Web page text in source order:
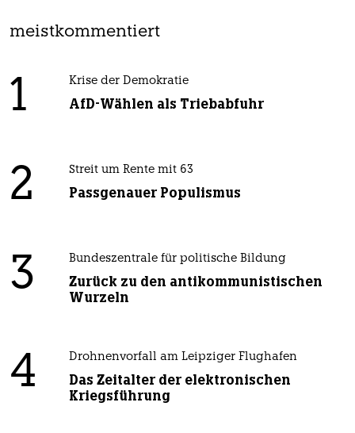
meistkommentiert
1 Krise der Demokratie
AfD-Wählen als Triebabfuhr
2 Streit um Rente mit 63
Passgenauer Populismus
3 Bundeszentrale für politische Bildung
Zurück zu den antikommunistischen
Wurzeln
4 Drohnenvorfall am Leipziger Flughafen
Das Zeitalter der elektronischen
Kriegsführung